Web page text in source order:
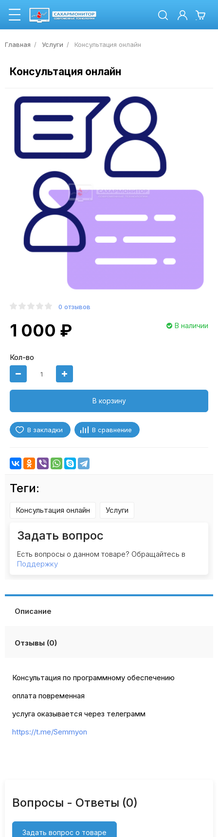
Главная Услуги Консультация онлайн
Консультация онлайн
0 отзывов
1 000 ₽ В наличии
Кол-во
В корзину
В закладки В сравнение
Теги:
Консультация онлайн Услуги
Задать вопрос
Есть вопросы о данном товаре? Обращайтесь в
Поддержку
Описание
Отзывы (0)
Консультация по программному обеспечению
оплата повременная
услуга оказывается через телеграмм
https://t.me/Semmyon
Вопросы - Ответы (0)
Задать вопрос о товаре